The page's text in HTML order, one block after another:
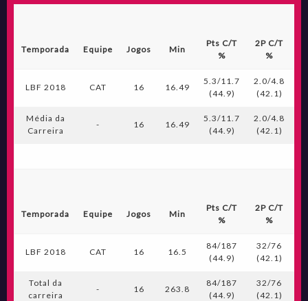
Temporada Equipe Jogos Min
Pts C/T
%
2P C/T
%
LBF 2018 CAT 16 16.49
5.3/11.7
(44.9)
2.0/4.8
(42.1)
Média da
Carreira
- 16 16.49
5.3/11.7
(44.9)
2.0/4.8
(42.1)
Temporada Equipe Jogos Min
Pts C/T
%
2P C/T
%
LBF 2018 CAT 16 16.5
84/187
(44.9)
32/76
(42.1)
Total da
carreira
- 16 263.8
84/187
(44.9)
32/76
(42.1)